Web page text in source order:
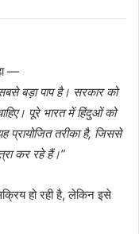
—
बड़ा पाप है। सरकार को
पूरे भारत में हिंदुओं को
प्रायोजित तरीका है, जिससे
कर रहे हैं।”
हो रही है, लेकिन इसे